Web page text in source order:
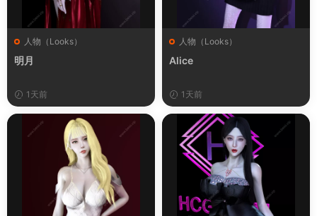
人物（Looks）
明月
1天前
人物（Looks）
Alice
1天前